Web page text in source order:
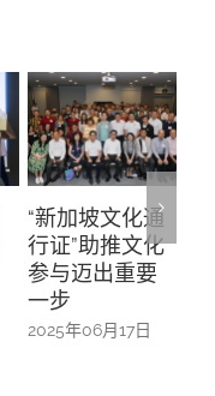
与华社联络组
主席徐芳达部
长的午餐交流
会
2025年06月13日